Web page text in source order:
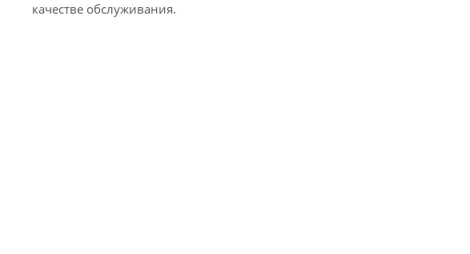
качестве обслуживания.